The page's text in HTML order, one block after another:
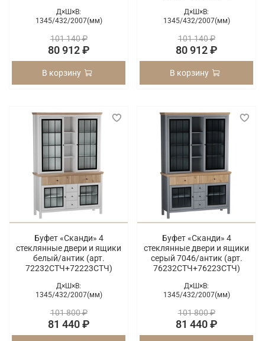
Д×Ш×В:
1345/432/2007(мм)
101 140 ₽
80 912 ₽
В корзину
Д×Ш×В:
1345/432/2007(мм)
101 140 ₽
80 912 ₽
В корзину
Буфет «Сканди» 4
стеклянные двери и ящики
белый/антик (арт.
72232СТЧ+72223СТЧ)
Д×Ш×В:
1345/432/2007(мм)
101 800 ₽
81 440 ₽
Буфет «Сканди» 4
стеклянные двери и ящики
серый 7046/антик (арт.
76232СТЧ+76223СТЧ)
Д×Ш×В:
1345/432/2007(мм)
101 800 ₽
81 440 ₽